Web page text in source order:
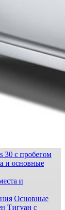
30 с пробегом
и основные
и
Основные
Тигуан с